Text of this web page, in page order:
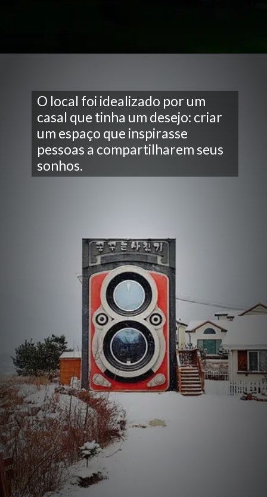
O local foi idealizado por um
casal que tinha um desejo: criar
um espaço que inspirasse
pessoas a compartilharem seus
sonhos.